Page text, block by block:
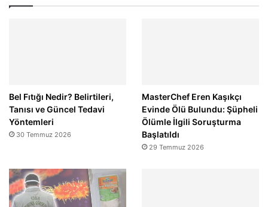
Bel Fıtığı Nedir? Belirtileri,
Tanısı ve Güncel Tedavi
Yöntemleri
30 Temmuz 2026
MasterChef Eren Kaşıkçı
Evinde Ölü Bulundu: Şüpheli
Ölümle İlgili Soruşturma
Başlatıldı
29 Temmuz 2026